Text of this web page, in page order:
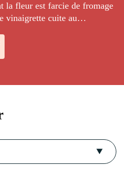
la fleur est farcie de fromage
vinaigrette cuite au